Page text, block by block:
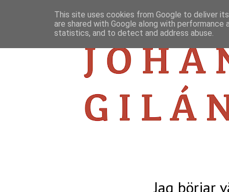
Jag börjar
This site uses cookies from Google to deliver
are shared with Google along with
statistics, and to detect and address abuse.